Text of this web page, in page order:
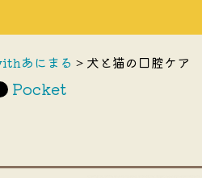
あにまる > 犬と猫の口腔ケア
Pocket